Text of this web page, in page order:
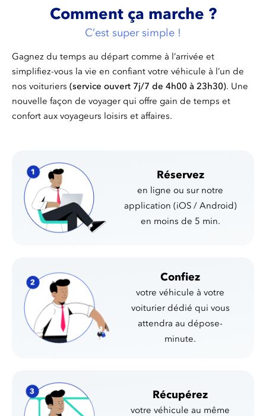
Comment ça marche ?
C’est super simple !
Gagnez du temps au départ comme à l’arrivée et
simplifiez-vous la vie en confiant votre véhicule à l’un de
nos voituriers (service ouvert 7j/7 de 4h00 à 23h30). Une
nouvelle façon de voyager qui offre gain de temps et
confort aux voyageurs loisirs et affaires.
Réservez
en ligne ou sur notre
application (iOS / Android)
en moins de 5 min.
Confiez
votre véhicule à votre
voiturier dédié qui vous
attendra au dépose-
minute.
Récupérez
votre véhicule au même